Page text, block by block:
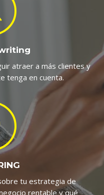
atraer a más clientes y
tenga en cuenta.
tu estrategia de
rentable y qué